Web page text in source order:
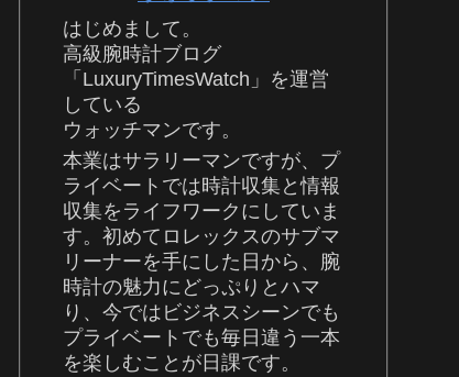
はじめまして。
高級腕時計ブログ
「LuxuryTimesWatch」を運営
している
ウォッチマンです。
本業はサラリーマンですが、プ
ライベートでは時計収集と情報
収集をライフワークにしていま
す。初めてロレックスのサブマ
リーナーを手にした日から、腕
時計の魅力にどっぷりとハマ
り、今ではビジネスシーンでも
プライベートでも毎日違う一本
を楽しむことが日課です。